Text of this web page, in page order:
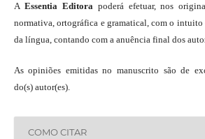
A Essentia Editorapoderá efetuar, nos
normativa, ortográfica e gramatical, com o intuito
da língua, contando com a anuência final dos
As opiniões emitidas no manuscrito são de
do(s) autor(es).
COMO CITAR